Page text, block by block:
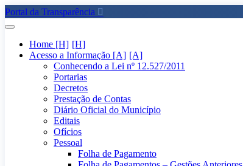
Portal da Transparência
Home [H]
Acesso a Informação [A]
Conhecendo a Lei nº 12.527/2011
Portarias
Decretos
Prestação de Contas
Diário Oficial do Município
Editais
Ofícios
Pessoal
Folha de Pagamento